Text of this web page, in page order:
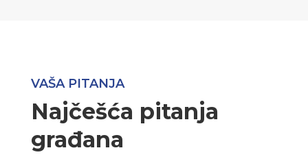
VAŠA PITANJA
Najčešća pitanja
građana